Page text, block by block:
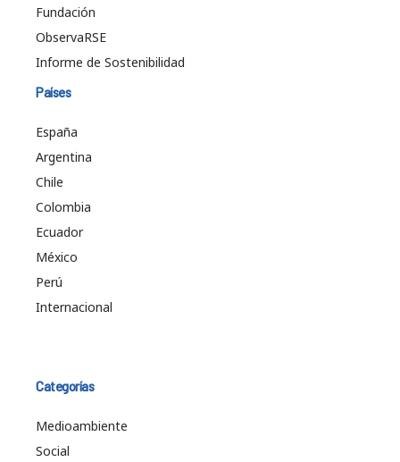
Fundación
ObservaRSE
Informe de Sostenibilidad
Países
España
Argentina
Chile
Colombia
Ecuador
México
Perú
Internacional
Categorías
Medioambiente
Social